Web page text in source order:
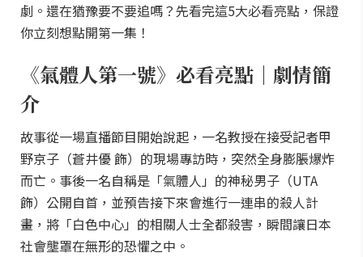
劇。還在猶豫要不要追嗎？先看完這5大必看亮點，保證
你立刻想點開第一集！
《氣體人第一號》必看亮點｜劇情簡
介
故事從一場直播節目開始說起，一名教授在接受記者甲
野京子（蒼井優 飾）的現場專訪時，突然全身膨脹爆炸
而亡。事後一名自稱是「氣體人」的神秘男子（UTA
飾）公開自首，並預告接下來會進行一連串的殺人計
畫，將「白色中心」的相關人士全都殺害，瞬間讓日本
社會壟罩在無形的恐懼之中。